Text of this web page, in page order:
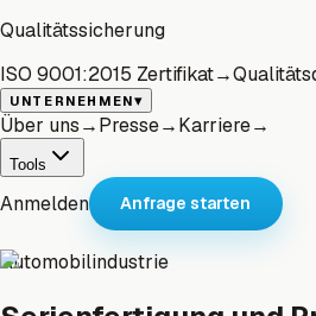
Qualitätssicherung
ISO 9001:2015 Zertifikat→
UNTERNEHMEN▾
Über uns→Presse→Karriere→
Tools
Anmelden Anfrage starten
Automobilindustrie